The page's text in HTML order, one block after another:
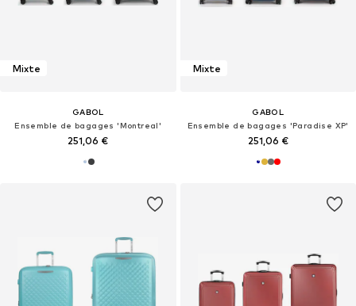
Mixte
GABOL
Ensemble de bagages 'Montreal'
251,06 €
Mixte
GABOL
Ensemble de bagages 'Paradise XP'
251,06 €